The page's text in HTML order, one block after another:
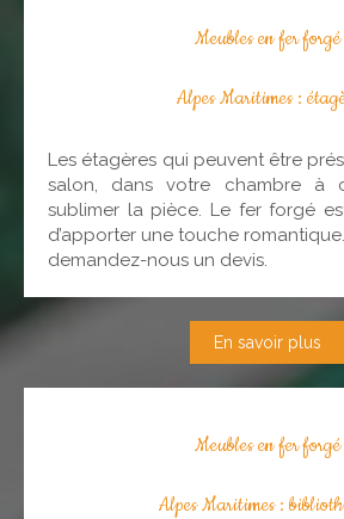
Meubles en fer forgé
Alpes Maritimes :
Les étagères qui peuvent être
salon, dans votre chambre à
sublimer la pièce. Le fer forgé
d’apporter une touche
demandez-nous un devis.
En savoir plus
Meubles en fer forgé
Alpes Maritimes :